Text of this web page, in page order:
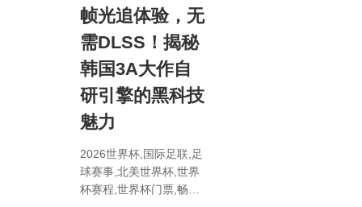
帧光追体验，无
需DLSS！揭秘
韩国3A大作自
研引擎的黑科技
魅力
2026世界杯,国际足联,足
球赛事,北美世界杯,世界
杯赛程,世界杯门票,畅享